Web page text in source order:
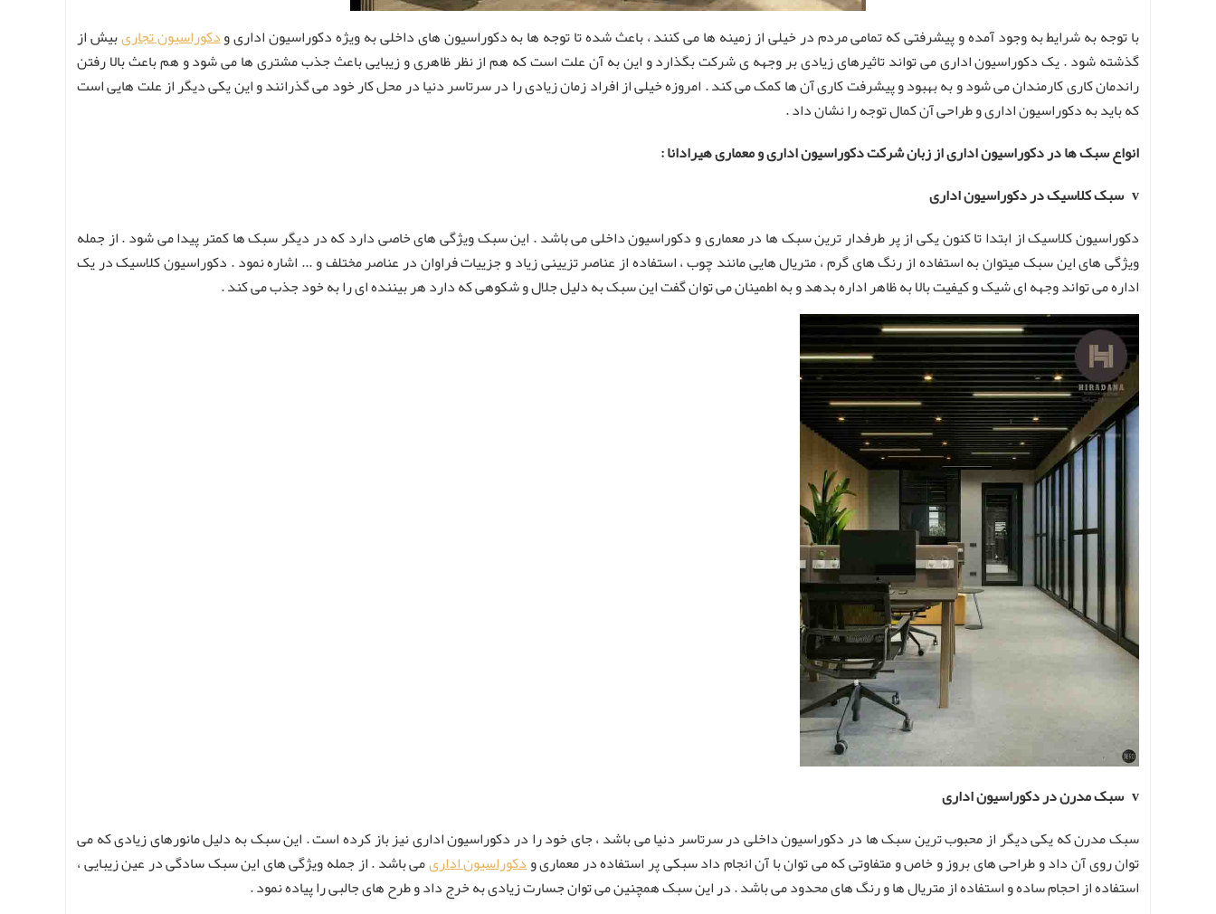
با توجه به شرایط به وجود آمده و پیشرفتی که تمامی مردم در خیلی از زمینه ها می کنند ، باعث شده تا توجه ها به دکوراسیون های داخلی به ویژه دکوراسیون اداری ودکوراسیون تجاریبیش از
گذشته شود . یک دکوراسیون اداری می تواند تاثیرهای زیادی بر وجهه ی شرکت بگذارد و این به آن علت است که هم از نظر ظاهری و زیبایی باعث جذب مشتری ها می شود و هم باعث بالا رفتن
راندمان کاری کارمندان می شود و به بهبود و پیشرفت کاری آن ها کمک می کند . امروزه خیلی از افراد زمان زیادی را در سرتاسر دنیا در محل کار خود می گذرانند و این یکی دیگر از علت هایی است
که باید به دکوراسیون اداری و طراحی آن کمال توجه را نشان داد .
انواع سبک ها در دکوراسیون اداری از زبان شرکت دکوراسیون اداری و معماری هیرادانا :
v سبک کلاسیک در دکوراسیون اداری
دکوراسیون کلاسیک از ابتدا تا کنون یکی از پر طرفدار ترین سبک ها در معماری و دکوراسیون داخلی می باشد . این سبک ویژگی های خاصی دارد که در دیگر سبک ها کمتر پیدا می شود . از جمله
ویژگی های این سبک میتوان به استفاده از رنگ های گرم ، متریال هایی مانند چوب ، استفاده از عناصر تزیینی زیاد و جزییات فراوان در عناصر مختلف و ... اشاره نمود . دکوراسیون کلاسیک در یک
اداره می تواند وجهه ای شیک و کیفیت بالا به ظاهر اداره بدهد و به اطمینان می توان گفت این سبک به دلیل جلال و شکوهی که دارد هر بیننده ای را به خود جذب می کند .
v سبک مدرن در دکوراسیون اداری
سبک مدرن که یکی دیگر از محبوب ترین سبک ها در دکوراسیون داخلی در سرتاسر دنیا می باشد ، جای خود را در دکوراسیون اداری نیز باز کرده است . این سبک به دلیل مانورهای زیادی که می
توان روی آن داد و طراحی های بروز و خاص و متفاوتی که می توان با آن انجام داد سبکی پر استفاده در معماری ودکوراسیون اداریمی باشد . از جمله ویژگی های این سبک سادگی در عین زیبایی ،
استفاده از احجام ساده و استفاده از متریال ها و رنگ های محدود می باشد . در این سبک همچنین می توان جسارت زیادی به خرج داد و طرح های جالبی را پیاده نمود .